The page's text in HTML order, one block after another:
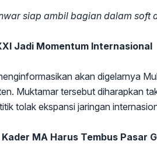
siap ambil bagian dalam soft
Jadi Momentum Internasional
akan digelarnya
Muktamar tersebut diharapkan
tolak ekspansi jaringan
MA Harus Tembus Pasar